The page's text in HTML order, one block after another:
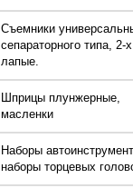
Съемники
сепараторного типа, 2-
лапые.
Шприцы плунжерные,
масленки
Наборы
наборы торцевых